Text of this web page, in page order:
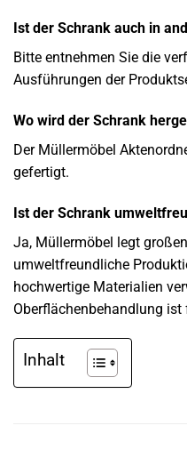
Ist der Schrank auch in
Bitte entnehmen Sie die
Ausführungen der
Wo wird der Schrank
Der Müllermöbel
gefertigt.
Ist der Schrank
Ja, Müllermöbel legt
umweltfreundliche
hochwertige Materialien
Oberflächenbehandlung
Inhalt